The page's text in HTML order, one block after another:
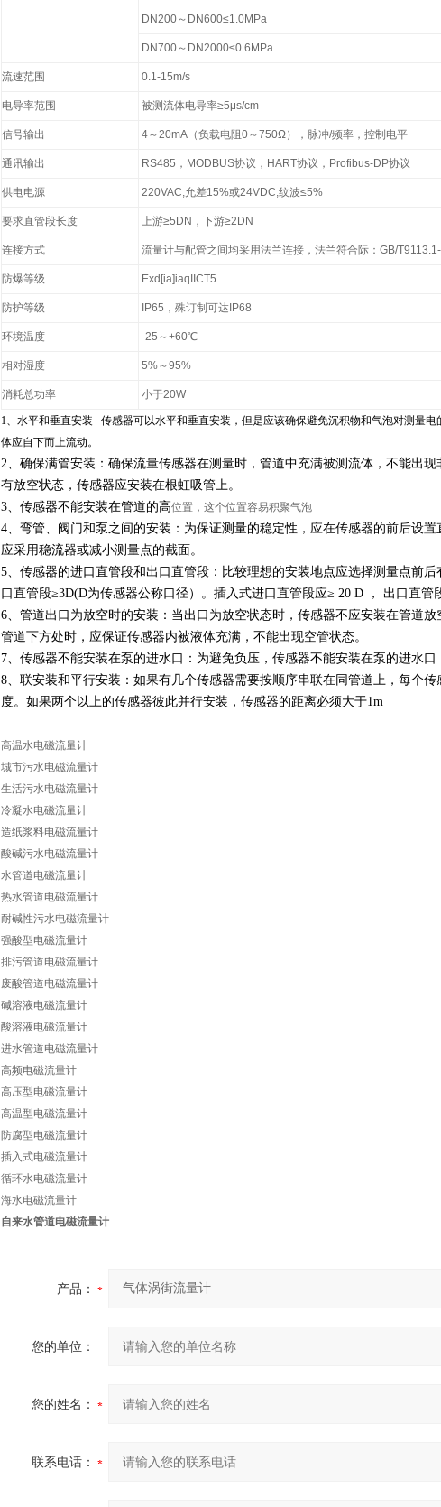
DN200～DN600≤1.0MPa
DN700～DN2000≤0.6MPa
流速范围 0.1-15m/s
电导率范围 被测流体电导率≥5μs/cm
信号输出 4～20mA（负载电阻0～750Ω），脉冲/频率，控制电平
通讯输出 RS485，MODBUS协议，HART协议，Profibus-DP协议
供电电源 220VAC,允差15%或24VDC,纹波≤5%
要求直管段长度 上游≥5DN，下游≥2DN
连接方式 流量计与配管之间均采用法兰连接，法兰符合际：GB/
防爆等级 Exd[ia]iaqIICT5
防护等级 IP65，殊订制可达IP68
环境温度 -25～+60℃
相对湿度 5%～95%
消耗总功率 小于20W
1、水平和垂直安装 传感器可以水平和垂直安装，但是应该确保避免沉积物和气泡对测量
体应自下而上流动。
2、 确保满管安装：确保流量传感器在测量时，管道中充满被测流体，不能出
有放空状态，传感器应安装在根虹吸管上。
3、 传感器不能安装在管道的高位置，这个位置容易积聚气泡
4、 弯管、阀门和泵之间的安装：为保证测量的稳定性，应在传感器的前后设
应采用稳流器或减小测量点的截面。
5、 传感器的进口直管段和出口直管段：比较理想的安装地点应选择测量点前
口直管段≥3D(D为传感器公称口径）。插入式进口直管段应≥ 20 D ， 出口直管
6、 管道出口为放空时的安装：当出口为放空状态时，传感器不应安装在管道
管道下方处时，应保证传感器内被液体充满，不能出现空管状态。
7、 传感器不能安装在泵的进水口：为避免负压，传感器不能安装在泵的进水
8、 联安装和平行安装：如果有几个传感器需要按顺序串联在同管道上，每个
度。如果两个以上的传感器彼此并行安装，传感器的距离必须大于1m
高温水电磁流量计
城市污水电磁流量计
生活污水电磁流量计
冷凝水电磁流量计
造纸浆料电磁流量计
酸碱污水电磁流量计
水管道电磁流量计
热水管道电磁流量计
耐碱性污水电磁流量计
强酸型电磁流量计
排污管道电磁流量计
废酸管道电磁流量计
碱溶液电磁流量计
酸溶液电磁流量计
进水管道电磁流量计
高频电磁流量计
高压型电磁流量计
高温型电磁流量计
防腐型电磁流量计
插入式电磁流量计
循环水电磁流量计
海水电磁流量计
自来水管道电磁流量计
产品：
您的单位：
您的姓名：
联系电话：